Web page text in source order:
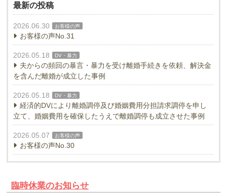
最新の投稿
2026.06.30 お客様の声
お客様の声No.31
2026.05.18 DV・暴力
夫からの頻回の暴言・暴力を受け離婚手続きを依頼、解決金
を含んだ離婚が成立した事例
2026.05.18 DV・暴力
経済的DVにより離婚調停及び婚姻費用分担請求調停を申し
立て、婚姻費用を確保したうえで離婚調停も成立させた事例
2026.05.07 お客様の声
お客様の声No.30
臨時休業のお知らせ